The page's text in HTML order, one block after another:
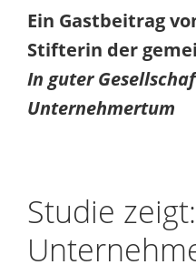
Ein Gastbeitrag
Stifterin der
In guter
Unternehmertum
Studie zeigt: